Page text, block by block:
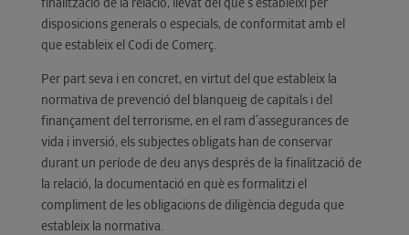
disposicions generals o especials, de conformitat amb el
que estableix el Codi de Comerç.
Per part seva i en concret, en virtut del que estableix la
normativa de prevenció del blanqueig de capitals i del
finançament del terrorisme, en el ram d’assegurances de
vida i inversió, els subjectes obligats han de conservar
durant un període de deu anys després de la finalització de
la relació, la documentació en què es formalitzi el
compliment de les obligacions de diligència deguda que
estableix la normativa.